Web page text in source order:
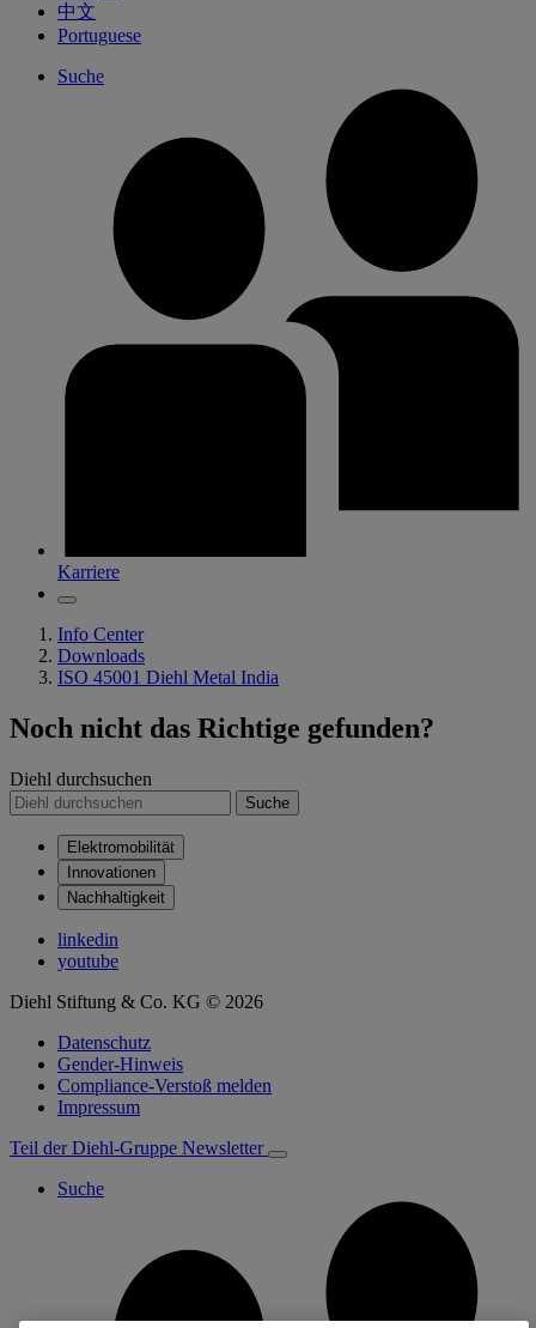
中文
Portuguese
Suche
Karriere
Info Center
Downloads
ISO 45001 Diehl Metal India
Noch nicht das Richtige gefunden?
Diehl durchsuchen
Suche
Elektromobilität
Innovationen
Nachhaltigkeit
linkedin
youtube
Diehl Stiftung & Co. KG © 2026
Datenschutz
Gender-Hinweis
Compliance-Verstoß melden
Impressum
Teil der Diehl-Gruppe Newsletter
Suche